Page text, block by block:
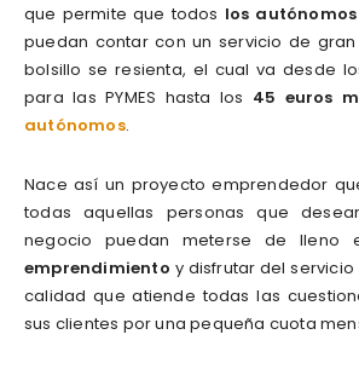
que permite que todos los
puedan contar con un servicio de
bolsillo se resienta, el cual va desde
para las PYMES hasta los 45 euros
autónomos.
Nace así un proyecto emprendedor
todas aquellas personas que
negocio puedan meterse de lleno
emprendimiento y disfrutar del
calidad que atiende todas las
sus clientes por una pequeña cuota